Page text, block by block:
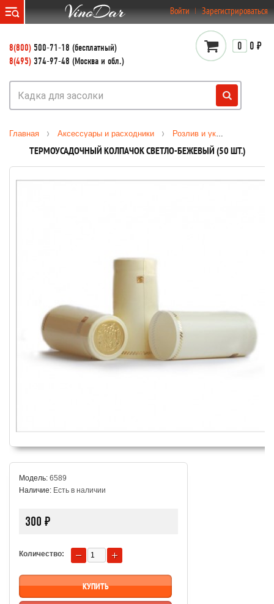
Войти Зарегистрироваться
8(800) 500-71-18 (бесплатный)
8(495) 374-97-48 (Москва и обл.)
0 0 ₽
Главная Аксессуары и расходники Розлив и укупорка
ТЕРМОУСАДОЧНЫЙ КОЛПАЧОК СВЕТЛО-БЕЖЕВЫЙ (50 ШТ.)
Модель: 6589
Наличие: Есть в наличии
300 ₽
Количество: